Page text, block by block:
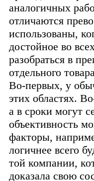
аналогичных
отличаются
использованы,
достойное во
разобраться в
отдельного
Во-первых, у
этих областях.
а в сроки могут
объективность
факторы,
логичнее всего
той компании,
доказала свою